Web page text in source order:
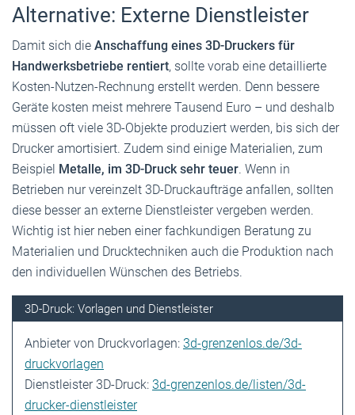
Alternative: Externe Dienstleister
Damit sich die Anschaffung eines 3D-Druckers für
Handwerksbetriebe rentiert, sollte vorab eine detaillierte
Kosten-Nutzen-Rechnung erstellt werden. Denn bessere
Geräte kosten meist mehrere Tausend Euro – und deshalb
müssen oft viele 3D-Objekte produziert werden, bis sich der
Drucker amortisiert. Zudem sind einige Materialien, zum
Beispiel Metalle, im 3D-Druck sehr teuer. Wenn in
Betrieben nur vereinzelt 3D-Druckaufträge anfallen, sollten
diese besser an externe Dienstleister vergeben werden.
Wichtig ist hier neben einer fachkundigen Beratung zu
Materialien und Drucktechniken auch die Produktion nach
den individuellen Wünschen des Betriebs.
3D-Druck: Vorlagen und Dienstleister
Anbieter von Druckvorlagen: 3d-grenzenlos.de/3d-
druckvorlagen
Dienstleister 3D-Druck: 3d-grenzenlos.de/listen/3d-
drucker-dienstleister